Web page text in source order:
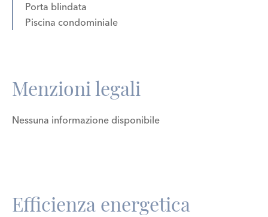
Porta blindata
Piscina condominiale
Menzioni legali
Nessuna informazione disponibile
Efficienza energetica